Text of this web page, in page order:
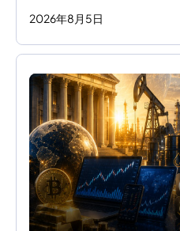
2026年8 月 5日